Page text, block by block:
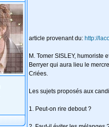
article provenant du: http://
M. Tomer SISLEY,
Berryer qui aura lieu le
Criées.
Les sujets proposés aux
1. Peut-on rire debout ?